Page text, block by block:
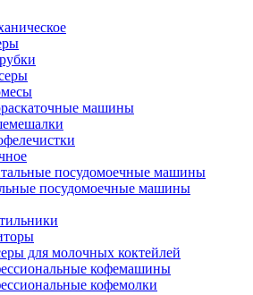
машины
посудомоечные машины
посудомоечные машины
для молочных коктейлей
кофемашины
кофемолки